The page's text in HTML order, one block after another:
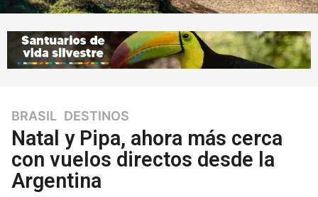
4
a
ñ
o
s
BRASIL ,DESTINOS
Natal y Pipa, ahora más cerca
con vuelos directos desde la
Argentina